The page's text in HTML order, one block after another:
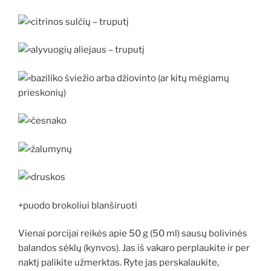
citrinos sulčių – truputį
alyvuogių aliejaus – truputį
baziliko šviežio arba džiovinto (ar kitų mėgiamų
prieskonių)
česnako
žalumynų
druskos
+puodo brokoliui blanširuoti
Vienai porcijai reikės apie 50 g (50 ml) sausų bolivinės
balandos sėklų (kynvos). Jas iš vakaro perplaukite ir per
naktį palikite užmerktas. Ryte jas perskalaukite,